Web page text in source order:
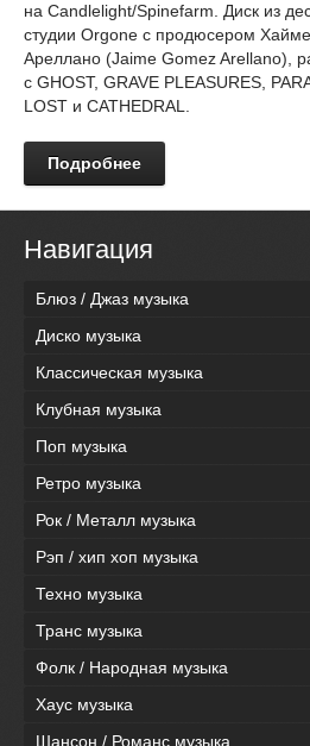
на Candlelight/Spinefarm. Диск из
студии Orgone с продюсером
Ареллано (Jaime Gomez Arellano),
с GHOST, GRAVE PLEASURES,
LOST и CATHEDRAL.
Подробнее
Навигация
Блюз / Джаз музыка
Диско музыка
Классическая музыка
Клубная музыка
Поп музыка
Ретро музыка
Рок / Металл музыка
Рэп / хип хоп музыка
Техно музыка
Транс музыка
Фолк / Народная музыка
Хаус музыка
Шансон / Романс музыка